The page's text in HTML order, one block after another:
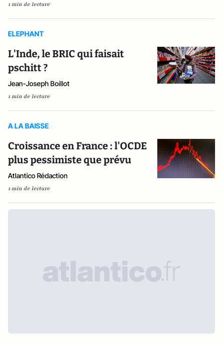
1 min de lecture
ELEPHANT
L'Inde, le BRIC qui faisait
pschitt ?
Jean-Joseph Boillot
1 min de lecture
A LA BAISSE
Croissance en France : l'OCDE
plus pessimiste que prévu
Atlantico Rédaction
1 min de lecture